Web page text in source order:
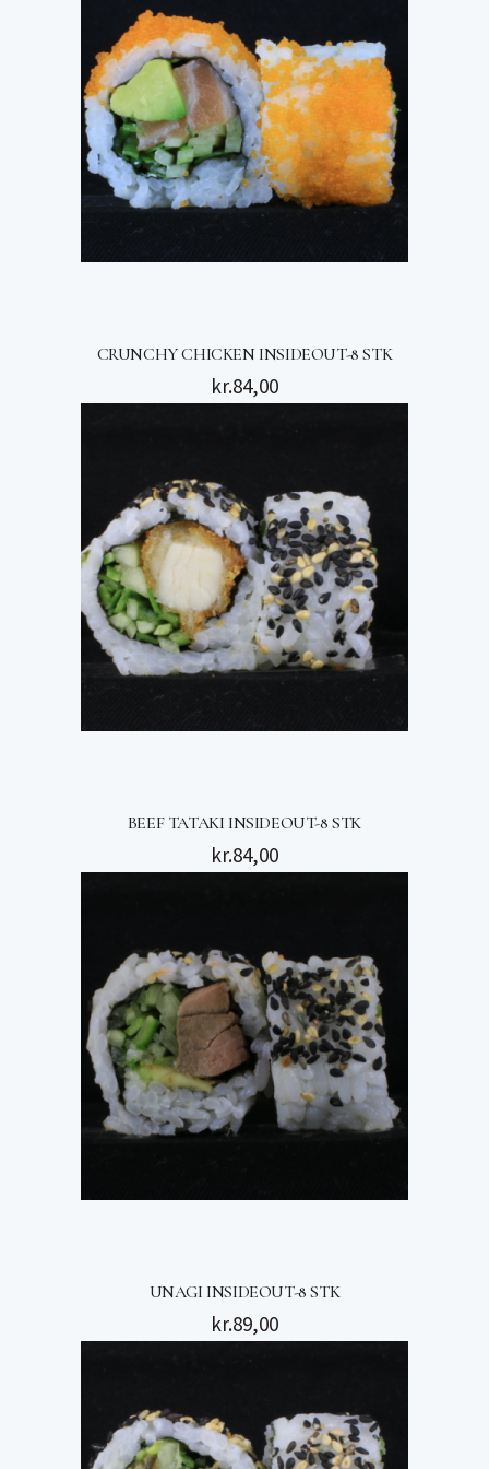
CRUNCHY CHICKEN INSIDEOUT-8 STK
kr.84,00
BEEF TATAKI INSIDEOUT-8 STK
kr.84,00
UNAGI INSIDEOUT-8 STK
kr.89,00